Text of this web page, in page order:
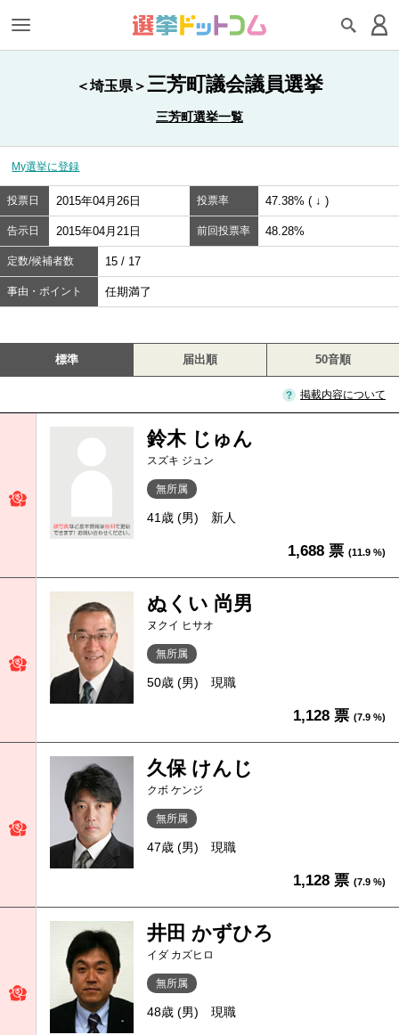
＜埼玉県＞三芳町議会議員選挙
三芳町選挙一覧
My選挙に登録
投票日 2015年04月26日 投票率 47.38% ( ↓ )
告示日 2015年04月21日 前回投票率 48.28%
定数/候補者数 15 / 17
事由・ポイント 任期満了
標準 届出順 50音順
掲載内容について
鈴木 じゅん
スズキ ジュン
無所属
41歳 (男) 新人
1,688 票 (11.9 %)
ぬくい 尚男
ヌクイ ヒサオ
無所属
50歳 (男) 現職
1,128 票 (7.9 %)
久保 けんじ
クボ ケンジ
無所属
47歳 (男) 現職
1,128 票 (7.9 %)
井田 かずひろ
イダ カズヒロ
無所属
48歳 (男) 現職